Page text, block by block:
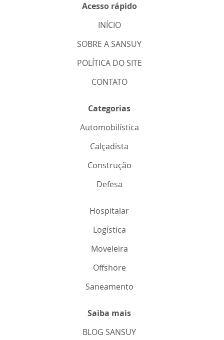
Acesso rápido
INÍCIO
SOBRE A SANSUY
POLÍTICA DO SITE
CONTATO
Categorias
Automobilística
Calçadista
Construção
Defesa
Hospitalar
Logística
Moveleira
Offshore
Saneamento
Saiba mais
BLOG SANSUY